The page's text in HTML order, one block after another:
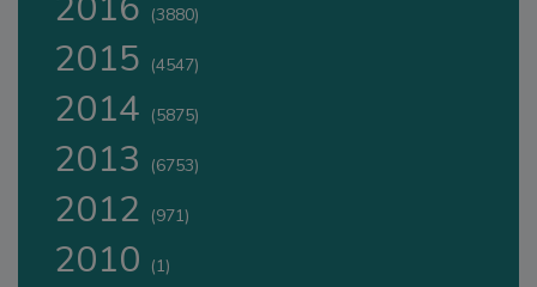
(3880)
2015 (4547)
2014 (5875)
2013 (6753)
2012 (971)
2010 (1)